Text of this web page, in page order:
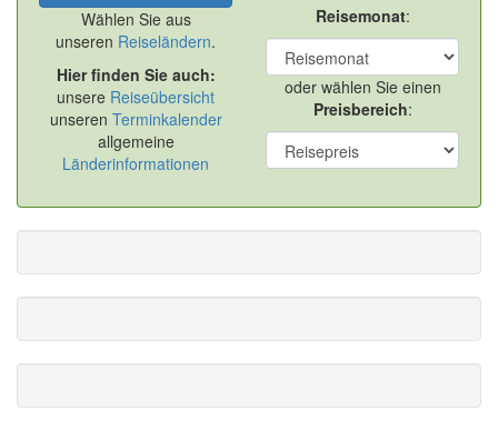
Wählen Sie aus
unseren Reiseländern.
Hier finden Sie auch:
unsere Reiseübersicht
unseren Terminkalender
allgemeine
Länderinformationen
Reisemonat:
oder wählen Sie einen
Preisbereich: